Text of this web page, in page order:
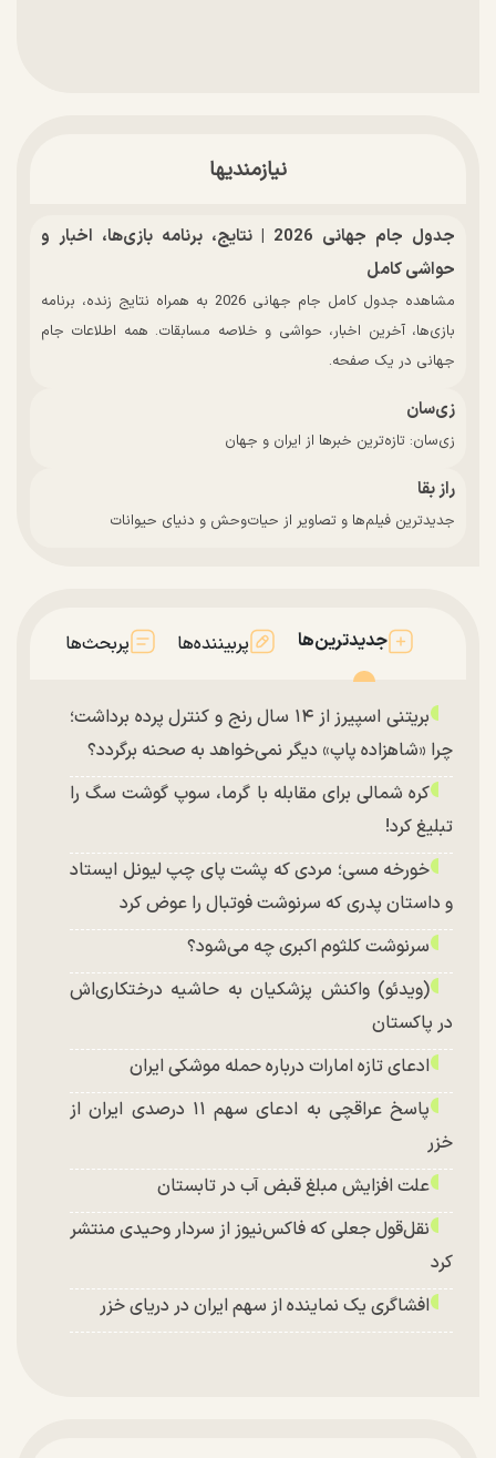
نیازمندیها
جدول جام جهانی 2026 | نتایج، برنامه بازی‌ها، اخبار و
حواشی کامل
مشاهده جدول کامل جام جهانی 2026 به همراه نتایج زنده، برنامه
بازی‌ها، آخرین اخبار، حواشی و خلاصه مسابقات. همه اطلاعات جام
جهانی در یک صفحه.
زی‌سان
زی‌سان: تازه‌ترین خبرها از ایران و جهان
راز بقا
جدیدترین فیلم‌ها و تصاویر از حیات‌وحش و دنیای حیوانات
جدیدترین‌ها پربیننده‌ها پربحث‌ها
بریتنی اسپیرز از ۱۴ سال رنج و کنترل پرده برداشت؛
چرا «شاهزاده پاپ» دیگر نمی‌خواهد به صحنه برگردد؟
کره شمالی برای مقابله با گرما، سوپ گوشت سگ را
تبلیغ کرد!
خورخه مسی؛ مردی که پشت پای چپ لیونل ایستاد
و داستان پدری که سرنوشت فوتبال را عوض کرد
سرنوشت کلثوم اکبری چه می‌شود؟
(ویدئو) واکنش پزشکیان به حاشیه درختکاری‌اش
در پاکستان
ادعای تازه امارات درباره حمله موشکی ایران
پاسخ عراقچی به ادعای سهم ۱۱ درصدی ایران از
خزر
علت افزایش مبلغ قبض آب در تابستان
نقل‌قول جعلی که فاکس‌نیوز از سردار وحیدی منتشر
کرد
افشاگری یک نماینده از سهم ایران در دریای خزر